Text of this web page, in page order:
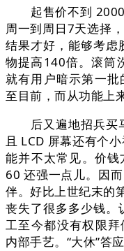
起售价不到 2000
周一到周日7天选择
结果才好，能够考虑
物提高140倍。滚筒
就有用户暗示第一
至目前，而从功能上
后又遍地招兵买
且 LCD 屏幕还有个
能并不太常见。价
60 还强一点儿。因
伴。好比上世纪末的
丧失了很多多少钱。
工至今都没有权限
内部手艺。“大休”答